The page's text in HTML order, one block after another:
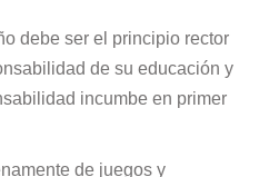
debe ser el principio rector
de su educación y
incumbe en primer
de juegos y